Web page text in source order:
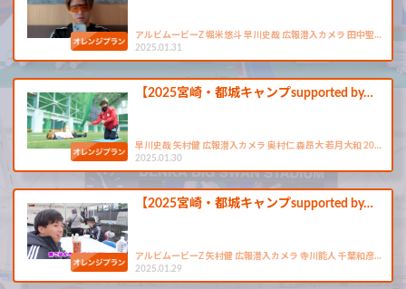
アルビムービーZ 堀米悠斗 早川史哉 広報潜入カメラ 田中聖…
2025.01.31
【2025宮崎・都城キャンプsupported by…
早川史哉 矢村健 広報潜入カメラ 奥村仁 森昂大 若月大和 20…
2025.01.30
【2025宮崎・都城キャンプsupported by…
アルビムービーZ 矢村健 広報潜入カメラ 寺川能人 千葉和彦…
2025.01.29